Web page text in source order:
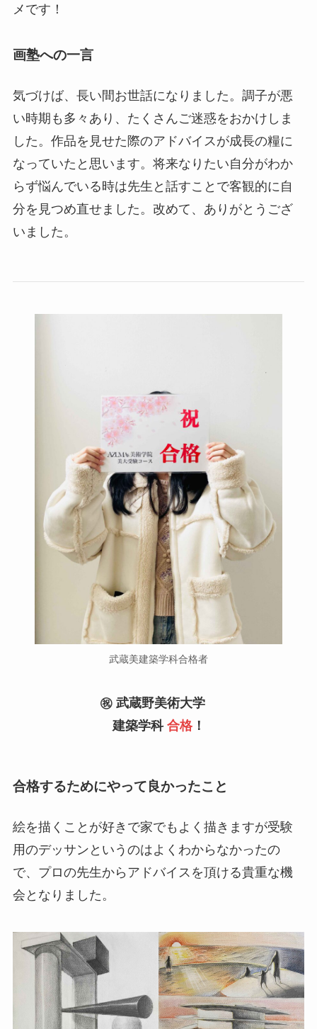
メです！
画塾への一言
気づけば、長い間お世話になりました。調子が悪
い時期も多々あり、たくさんご迷惑をおかけしま
した。作品を見せた際のアドバイスが成長の糧に
なっていたと思います。将来なりたい自分がわか
らず悩んでいる時は先生と話すことで客観的に自
分を見つめ直せました。改めて、ありがとうござ
いました。
武蔵美建築学科合格者
㊗️ 武蔵野美術大学
建築学科 合格！
合格するためにやって良かったこと
絵を描くことが好きで家でもよく描きますが受験
用のデッサンというのはよくわからなかったの
で、プロの先生からアドバイスを頂ける貴重な機
会となりました。